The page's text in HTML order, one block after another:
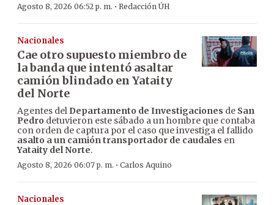
Agosto 8, 2026 06:52 p. m. · Redacción ÚH
Nacionales
Cae otro supuesto miembro de
la banda que intentó asaltar
camión blindado en Yataity
del Norte
Agentes del Departamento de Investigaciones de San
Pedro detuvieron este sábado a un hombre que contaba
con orden de captura por el caso que investiga el fallido
asalto a un camión transportador de caudales en
Yataity del Norte.
Agosto 8, 2026 06:07 p. m. · Carlos Aquino
Nacionales